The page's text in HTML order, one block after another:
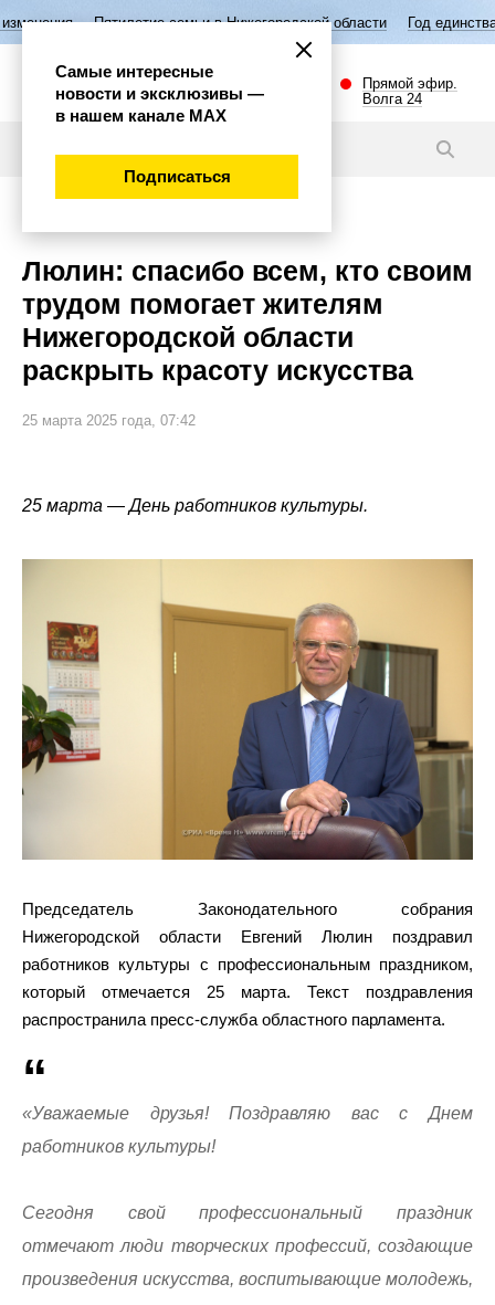
семьи в Нижегородской области Год единства народов
Прямой эфир.
Волга 24
Люлин: спасибо всем, кто своим
трудом помогает жителям
Нижегородской области
раскрыть красоту искусства
25 марта 2025 года, 07:42
25 марта — День работников культуры.
Председатель Законодательного собрания
Нижегородской области Евгений Люлин поздравил
работников культуры с профессиональным праздником,
который отмечается 25 марта. Текст поздравления
распространила пресс-служба областного парламента.
«Уважаемые друзья! Поздравляю вас с Днем
работников культуры!
Сегодня свой профессиональный праздник
отмечают люди творческих профессий, создающие
произведения искусства, воспитывающие молодежь,
Самые интересные
новости и эксклюзивы —
в нашем канале МАХ
Подписаться